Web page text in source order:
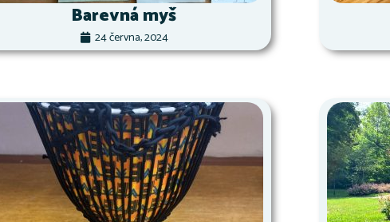
Barevná myš
24 června, 2024